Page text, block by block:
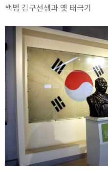
백범 김구선생과 옛 태극기